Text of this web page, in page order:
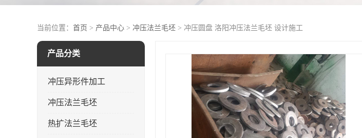
当前位置： 首页 > 产品中心 > 冲压法兰毛坯 > 冲压圆盘 洛阳冲压法兰毛坯 设计施工
产品分类
冲压异形件加工
冲压法兰毛坯
热扩法兰毛坯